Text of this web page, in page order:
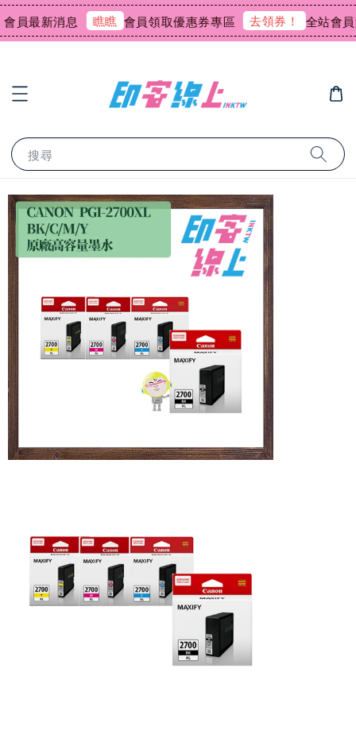
員最新消息 瞧瞧 會員領取優惠券專區 去領券！ 全站會員
搜尋